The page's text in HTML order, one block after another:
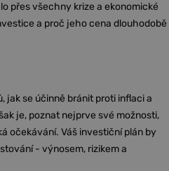
přes všechny krize a ekonomické
a proč jeho cena dlouhodobě
jak se účinně bránit proti inflaci a
je, poznat nejprve své možnosti,
očekávání. Váš investiční plán by
- výnosem, rizikem a